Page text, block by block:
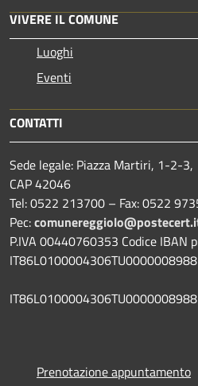
VIVERE IL COMUNE
Luoghi
Eventi
CONTATTI
Sede legale: Piazza Martiri, 1-2-3,
CAP 42046
Tel: 0522 213700 – Fax: 0522
Pec:
P.IVA 00440760353 Codice IBAN
IT86L0100004306TU0000008988
IT86L0100004306TU0000008988
Prenotazione appuntamento